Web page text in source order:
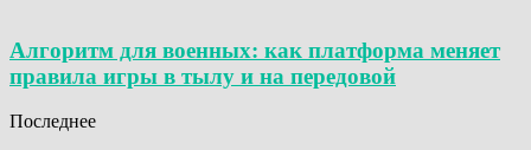
Алгоритм для военных: как платформа меняет
правила игры в тылу и на передовой
Последнее